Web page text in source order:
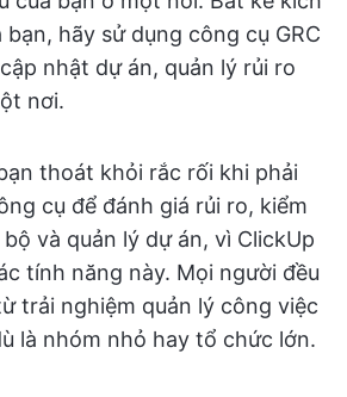
hãy sử dụng công cụ GRC
nhật dự án, quản lý rủi ro
nơi.
thoát khỏi rắc rối khi phải
cụ để đánh giá rủi ro, kiểm
và quản lý dự án, vì ClickUp
tính năng này. Mọi người đều
trải nghiệm quản lý công việc
là nhóm nhỏ hay tổ chức lớn.